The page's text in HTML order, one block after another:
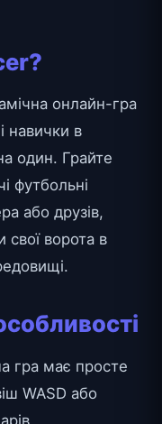
онлайн-гра
навички в
один. Грайте
футбольні
або друзів,
ворота в
гра має просте
WASD або